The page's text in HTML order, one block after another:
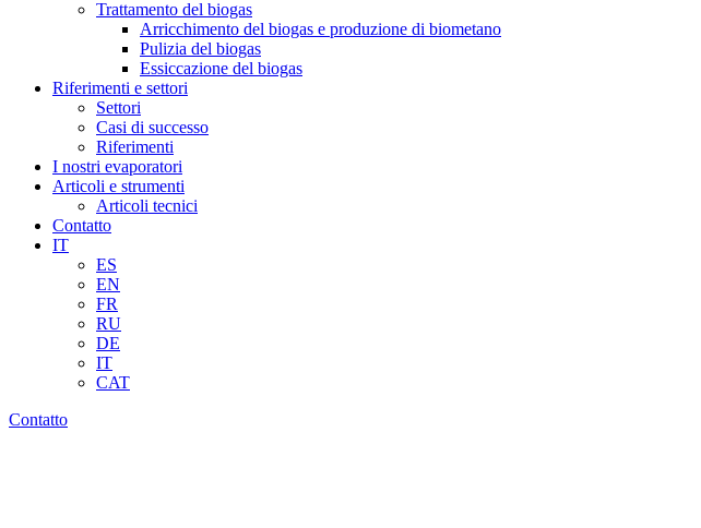
Trattamento del biogas
Arricchimento del biogas e produzione di biometano
Pulizia del biogas
Essiccazione del biogas
Riferimenti e settori
Settori
Casi di successo
Riferimenti
I nostri evaporatori
Articoli e strumenti
Articoli tecnici
Contatto
IT
ES
EN
FR
RU
DE
IT
CAT
Contatto